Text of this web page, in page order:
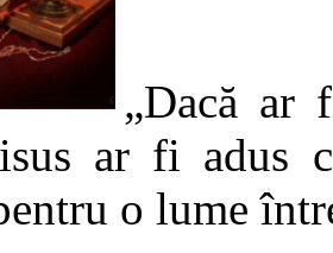
„Dacă ar
ar fi adus
o lume